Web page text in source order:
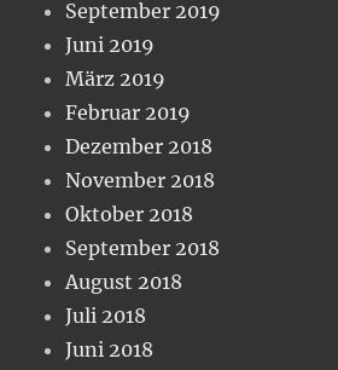
September 2019
Juni 2019
März 2019
Februar 2019
Dezember 2018
November 2018
Oktober 2018
September 2018
August 2018
Juli 2018
Juni 2018